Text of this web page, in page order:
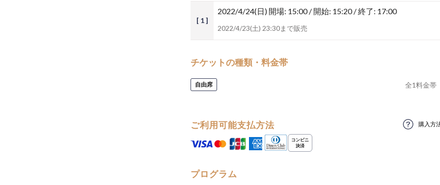
[ 1 ]
2022/4/24(日) 開場: 15:00 / 開始: 15:20 / 終了: 17:00
2022/4/23(土) 23:30まで販売
チケットの種類・料金帯
自由席 全1料金帯
ご利用可能支払方法 購入方
プログラム